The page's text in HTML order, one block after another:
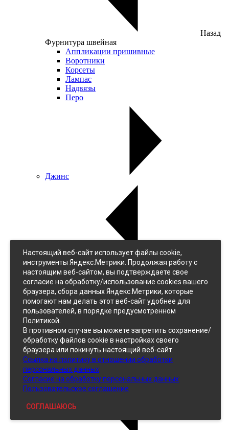
Назад
Фурнитура швейная
Аппликации пришивные
Воротники
Корсеты
Лампас
Надвязы
Перо
Джинс
Джинс
Однотонный
Принтованный
Кожзам
Настоящий веб-сайт использует файлы cookie,
инструменты Яндекс.Метрики. Продолжая работу с
настоящим веб-сайтом, вы подтверждаете свое
согласие на обработку/использование cookies вашего
браузера, сбора данных Яндекс.Метрики, которые
помогают нам делать этот веб-сайт удобнее для
пользователей, в порядке предусмотренном
Политикой.
В противном случае вы можете запретить сохранение/
обработку файлов cookie в настройках своего
браузера или покинуть настоящий веб-сайт.
Ссылка на политику в отношении обработки
персональных данных
Согласие на обработку персональных данных
Пользовательское соглашение
СОГЛАШАЮСЬ